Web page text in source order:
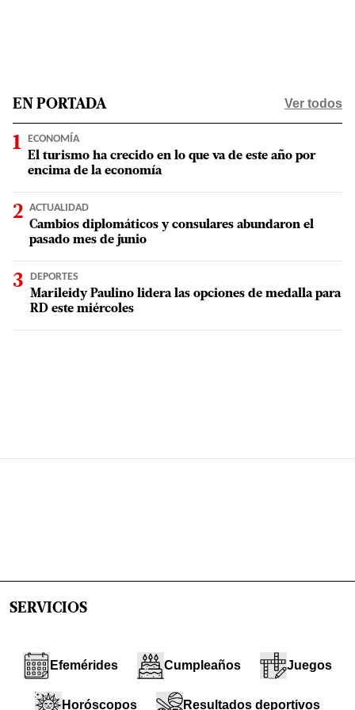
EN PORTADA Ver todos
ECONOMÍA
El turismo ha crecido en lo que va de este año por
encima de la economía
ACTUALIDAD
Cambios diplomáticos y consulares abundaron el
pasado mes de junio
DEPORTES
Marileidy Paulino lidera las opciones de medalla para
RD este miércoles
SERVICIOS
Efemérides Cumpleaños Juegos
Horóscopos Resultados deportivos